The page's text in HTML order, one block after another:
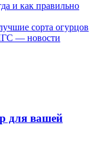
и как правильно
сорта огурцов
— новости
для вашей